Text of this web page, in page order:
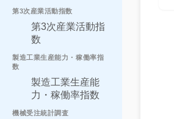
第3次産業活動指数
第3次産業活動指
数
製造工業生産能力・稼働率指
数
製造工業生産能
力・稼働率指数
機械受注統計調査